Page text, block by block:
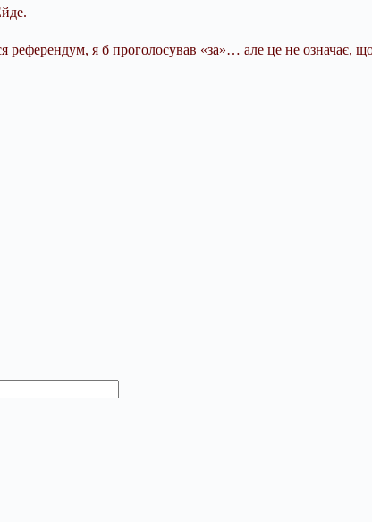
референдум, я б проголосував «за»… але це не означає,